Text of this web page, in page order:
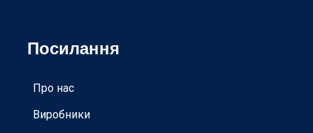
Посилання
Про нас
Виробники